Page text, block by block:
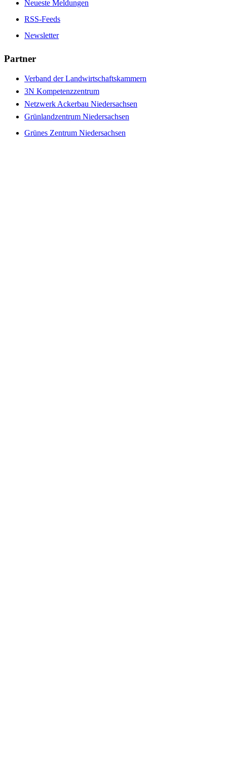
Neueste Meldungen
RSS-Feeds
Newsletter
Partner
Verband der Landwirtschaftskammern
3N Kompetenzzentrum
Netzwerk Ackerbau Niedersachsen
Grünlandzentrum Niedersachsen
Grünes Zentrum Niedersachsen